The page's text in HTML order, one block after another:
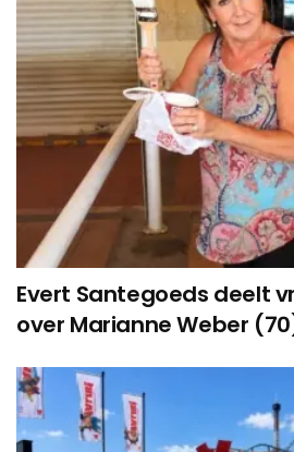
Evert Santegoeds deelt
over Marianne Weber